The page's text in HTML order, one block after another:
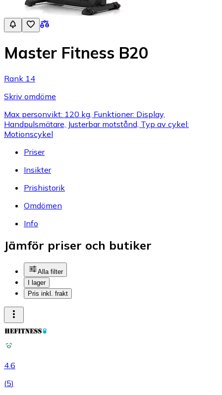
Master Fitness B20
Rank 14
Skriv omdöme
Max personvikt: 120 kg, Funktioner: Display,
Handpulsmätare, Justerbar motstånd, Typ av cykel:
Motionscykel
Priser
Insikter
Prishistorik
Omdömen
Info
Jämför priser och butiker
Alla filter
I lager
Pris inkl. frakt
4.6
(5)